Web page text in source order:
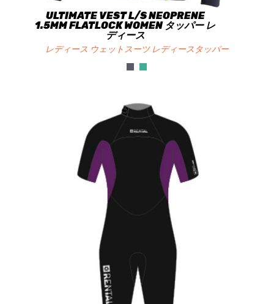
ULTIMATE VEST L/S NEOPRENE
1.5MM FLATLOCK WOMEN タッパー レ
ディース
レディース ウェットスーツ レディースタッパー